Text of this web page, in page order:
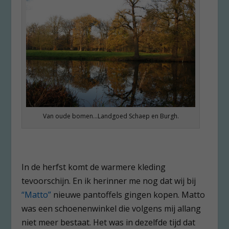
Van oude bomen…Landgoed Schaep en Burgh.
In de herfst komt de warmere kleding
tevoorschijn. En ik herinner me nog dat wij bij
“Matto” nieuwe pantoffels gingen kopen. Matto
was een schoenenwinkel die volgens mij allang
niet meer bestaat. Het was in dezelfde tijd dat